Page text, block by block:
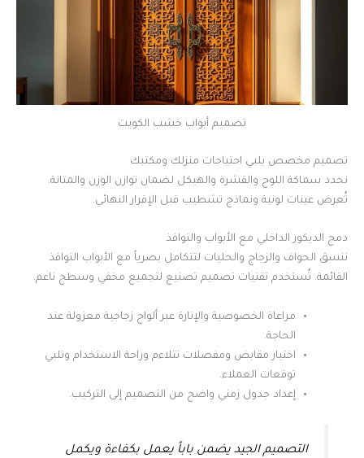
تصميم أبواب خشب الكويت
تصميم مخصص يلبي احتياجات منزلك ومكتبك
نحدد سماكة اللوح والقشرة والهيكل لضمان توازن الوزن والمتانة.
تُعرض عينات لونية ونماذج تشطيب قبل الإقرار النهائي.
دمج الديكور الداخلي مع الأبواب والنوافذ
ننسق الحواف والزجاج والحليات لتتكامل بصرياً مع الأبواب النوافذ
القائمة. تُستخدم تقنيات تصميم تصنيع لتجميع مخفي وسطح ناعم.
مراعاة الخصوصية والإنارة عبر ألواح زجاجية معزولة عند
الحاجة.
اختيار مقابض ومفصلات تتلاءم وراحة الاستخدام وتلبي
توقعات العملاء.
إعداد جدول زمني واضح من التصميم إلى التركيب.
التصميم الجيد يضمن باباً يعمل بكفاءة ويكمل